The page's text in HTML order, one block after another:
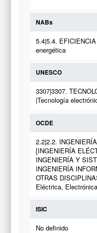
NABs
5.4|5.4.
energética
UNESCO
3307|3307.
|Tecnología
OCDE
2.2|2.2.
[INGENIERÍA
INGENIERÍA Y
INGENIERÍA
OTRAS
Eléctrica,
ISIC
No definido